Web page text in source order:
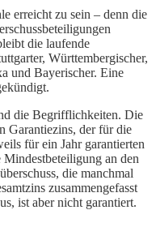
erreicht zu sein – denn die
die laufende
Württembergischer,
und Bayerischer. Eine
die Begrifflichkeiten. Die
Garantiezins, der für die
für ein Jahr garantierten
Mindestbeteiligung an den
die manchmal
zusammengefasst
ist aber nicht garantiert.